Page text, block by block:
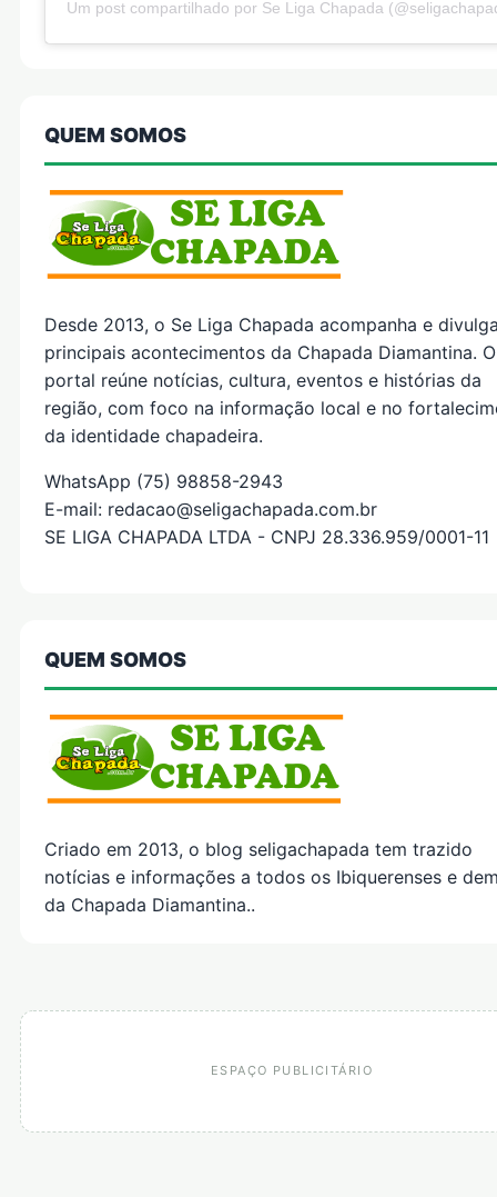
Um post compartilhado por Se Liga Chapada
QUEM SOMOS
Desde 2013, o Se Liga Chapada acompanha e
principais acontecimentos da Chapada Diamantina. O
portal reúne notícias, cultura, eventos e histórias da
região, com foco na informação local e no
da identidade chapadeira.
WhatsApp (75) 98858-2943
E-mail: redacao@seligachapada.com.br
SE LIGA CHAPADA LTDA - CNPJ 28.336.959/0001-11
QUEM SOMOS
Criado em 2013, o blog seligachapada tem trazido
notícias e informações a todos os Ibiquerenses e
da Chapada Diamantina..
ESPAÇO PUBLICITÁRIO